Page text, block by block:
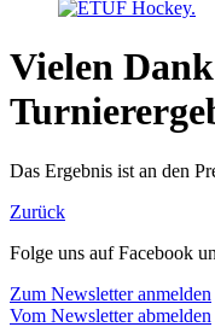
Vielen
Das Ergebnis ist an den
Zurück
Folge uns auf Facebook
Zum Newsletter anmelden
Vom Newsletter abmelden